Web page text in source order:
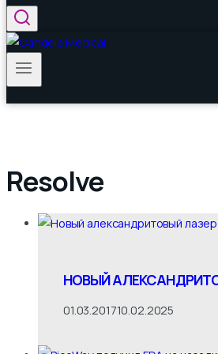
Resolve
НОВЫЙ
01.03.201710.02.2025